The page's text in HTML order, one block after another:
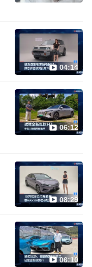
04:14
06:12
08:29
06:10